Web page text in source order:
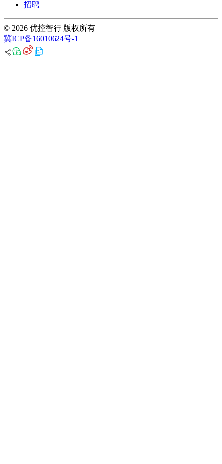
招聘
© 2026 优控智行 版权所有|
冀ICP备16010624号-1